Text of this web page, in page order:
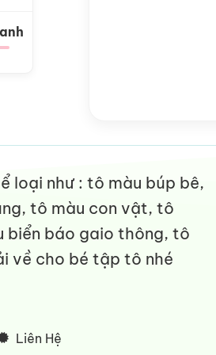
loại như : tô màu búp bê,
tô màu con vật, tô
biển báo gaio thông, tô
về cho bé tập tô nhé
Liên Hệ